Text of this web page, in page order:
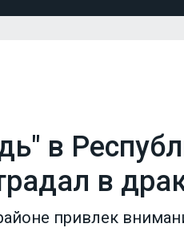
в
в
привлек